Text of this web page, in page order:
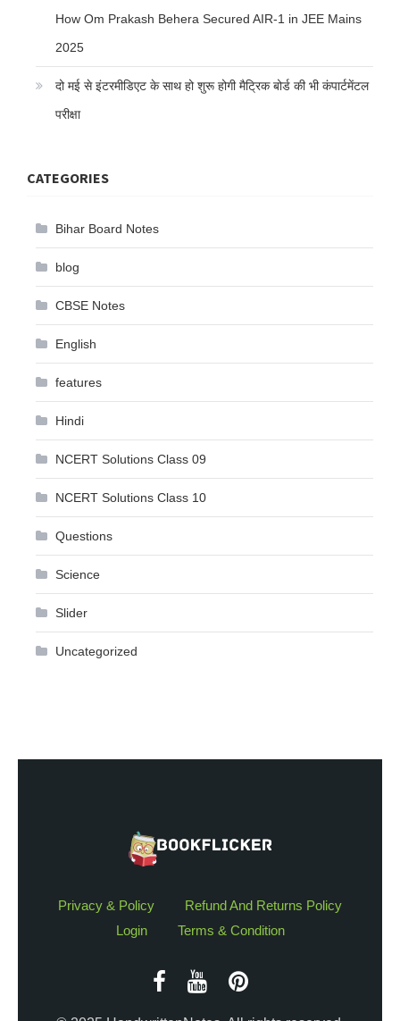
How Om Prakash Behera Secured AIR-1 in JEE Mains
2025
दो मई से इंटरमीडिएट के साथ हो शुरू होगी मैट्रिक बोर्ड की भी कंपार्टमेंटल
परीक्षा
CATEGORIES
Bihar Board Notes
blog
CBSE Notes
English
features
Hindi
NCERT Solutions Class 09
NCERT Solutions Class 10
Questions
Science
Slider
Uncategorized
Privacy & Policy
Refund And Returns Policy
Login
Terms & Condition